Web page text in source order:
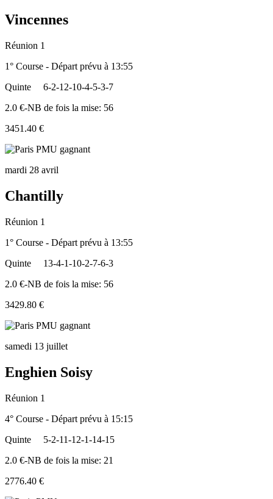
Vincennes
Réunion 1
1° Course - Départ prévu à 13:55
Quinte
6-2-12-10-4-5-3-7
2.0 €-NB de fois la mise: 56
3451.40 €
mardi 28 avril
Chantilly
Réunion 1
1° Course - Départ prévu à 13:55
Quinte
13-4-1-10-2-7-6-3
2.0 €-NB de fois la mise: 56
3429.80 €
samedi 13 juillet
Enghien Soisy
Réunion 1
4° Course - Départ prévu à 15:15
Quinte
5-2-11-12-1-14-15
2.0 €-NB de fois la mise: 21
2776.40 €